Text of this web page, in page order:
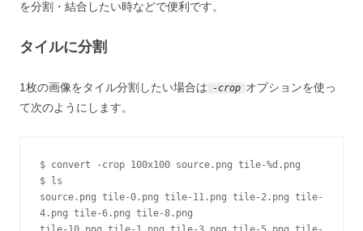
を分割・結合したい時などで便利です。
タイルに分割
1枚の画像をタイル分割したい場合は -crop オプションを使っ
て次のようにします。
$ convert -crop 100x100 source.png tile-%d.png
$ ls
source.png tile-0.png tile-11.png tile-2.png tile-
4.png tile-6.png tile-8.png